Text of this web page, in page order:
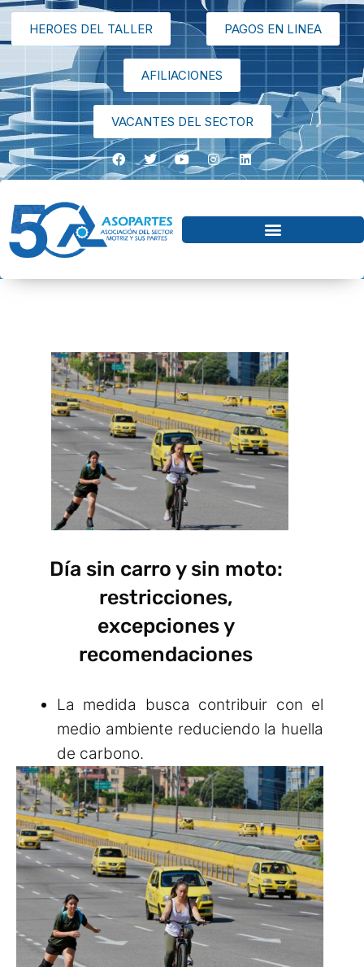
HEROES DEL TALLER PAGOS EN LINEA
AFILIACIONES
VACANTES DEL SECTOR
Día sin carro y sin moto:
restricciones,
excepciones y
recomendaciones
La medida busca contribuir con el
medio ambiente reduciendo la huella
de carbono.